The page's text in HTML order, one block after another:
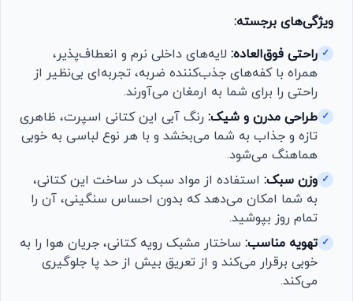
ویژگی‌های برجسته:
✓ راحتی فوق‌العاده: لایه‌های داخلی نرم و انعطاف‌پذیر،
همراه با کفه‌های جذب‌کننده ضربه، تجربه‌ای بی‌نظیر از
راحتی را برای شما به ارمغان می‌آورند.
✓ طراحی مدرن و شیک: رنگ آبی این کتانی اسپرت، ظاهری
تازه و جذاب به شما می‌بخشد و با هر نوع لباسی به خوبی
هماهنگ می‌شود.
✓ وزن سبک: استفاده از مواد سبک در ساخت این کتانی،
به شما امکان می‌دهد که بدون احساس سنگینی، آن را
تمام روز بپوشید.
✓ تهویه مناسب: ساختار مشبک رویه کتانی، جریان هوا را به
خوبی برقرار می‌کند و از تعریق بیش از حد پا جلوگیری
می‌کند.